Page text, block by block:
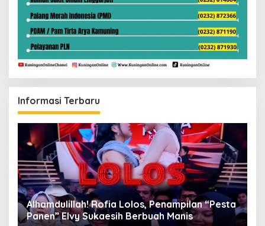
Informasi Terbaru
Alhamdulillah! Rofia Lolos, Penampilan “Pesta
Panen” Elvy Sukaesih Berbuah Manis